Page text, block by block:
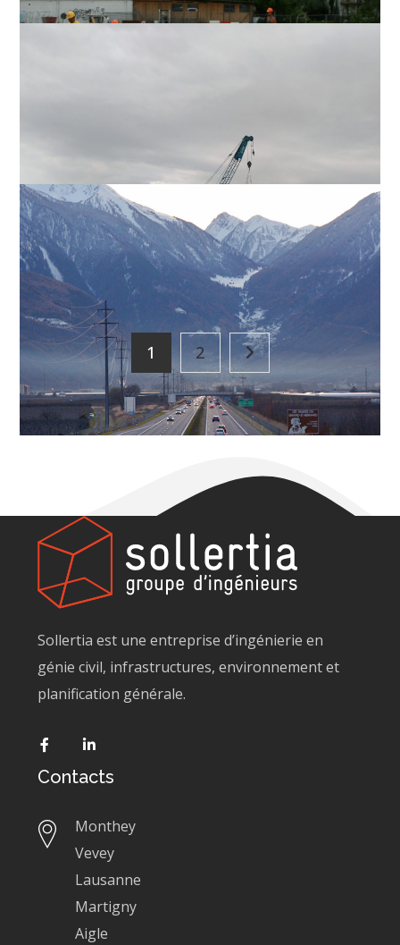
UPlaNs Sion & environs
GÉNIE CIVIL, ENVIRONNEMENT, TRAVAUX PUBLICS
1 2
Sollertia est une entreprise d’ingénierie en
génie civil, infrastructures, environnement et
planification générale.
Contacts
Monthey
Vevey
Lausanne
Martigny
Aigle